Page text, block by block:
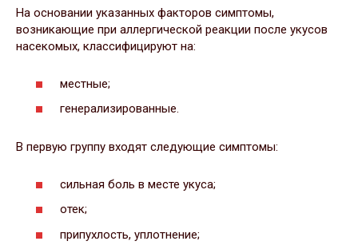
На основании указанных факторов симптомы,
возникающие при аллергической реакции после укусов
насекомых, классифицируют на:
местные;
генерализированные.
В первую группу входят следующие симптомы:
сильная боль в месте укуса;
отек;
припухлость, уплотнение;